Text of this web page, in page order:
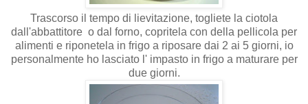
Trascorso il tempo di lievitazione, togliete la ciotola
dall'abbattitore o dal forno, copritela con della pellicola per
alimenti e riponetela in frigo a riposare dai 2 ai 5 giorni, io
personalmente ho lasciato l' impasto in frigo a maturare per
due giorni.